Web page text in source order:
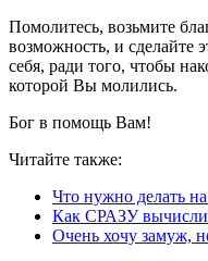
Помолитесь, возьмите
возможность, и
себя, ради того, чтобы
которой Вы молились.
Бог в помощь Вам!
Читайте также:
Что нужно делать
Как СРАЗУ
Очень хочу замуж,